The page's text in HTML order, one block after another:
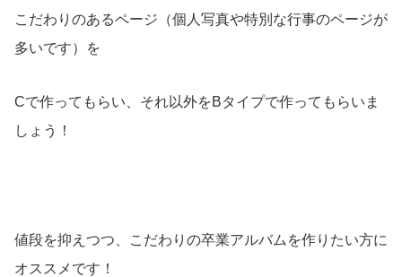
こだわりのあるページ（個人写真や特別な行事のページが
多いです）を
Cで作ってもらい、それ以外をBタイプで作ってもらいま
しょう！
値段を抑えつつ、こだわりの卒業アルバムを作りたい方に
オススメです！